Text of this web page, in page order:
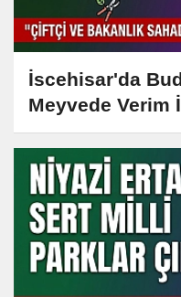
İscehisar'da
Meyvede Verim